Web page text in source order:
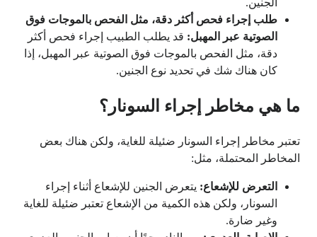
الجنين.
طلب إجراء فحص أكثر دقة، مثل الفحص بالموجات فوق
الصوتية عبر المهبل: قد يطلب الطبيب إجراء فحص أكثر
دقة، مثل الفحص بالموجات فوق الصوتية عبر المهبل، إذا
كان هناك شك في تحديد نوع الجنين.
ما هي مخاطر إجراء السونار؟
تعتبر مخاطر إجراء السونار ضئيلة للغاية، ولكن هناك بعض
المخاطر المحتملة، مثل:
التعرض للإشعاع: يتعرض الجنين للإشعاع أثناء إجراء
السونار، ولكن هذه الكمية من الإشعاع تعتبر ضئيلة للغاية
وغير ضارة.